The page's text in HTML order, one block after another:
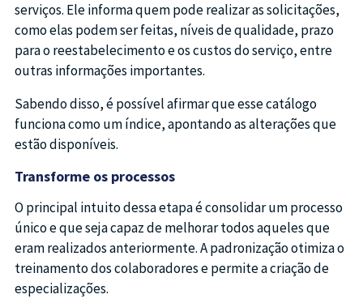
serviços. Ele informa quem pode realizar as solicitações,
como elas podem ser feitas, níveis de qualidade, prazo
para o reestabelecimento e os custos do serviço, entre
outras informações importantes.
Sabendo disso, é possível afirmar que esse catálogo
funciona como um índice, apontando as alterações que
estão disponíveis.
Transforme os processos
O principal intuito dessa etapa é consolidar um processo
único e que seja capaz de melhorar todos aqueles que
eram realizados anteriormente. A padronização otimiza o
treinamento dos colaboradores e permite a criação de
especializações.